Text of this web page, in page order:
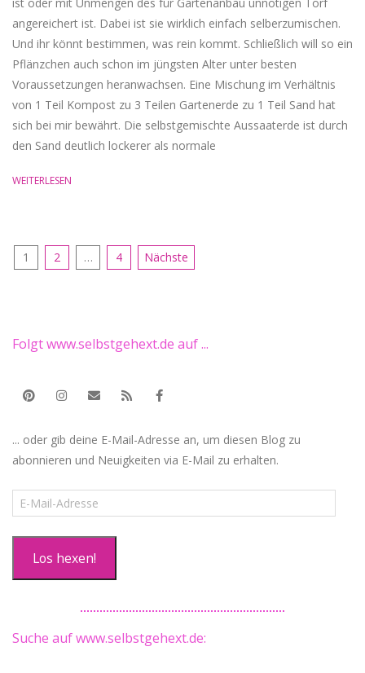
angereichert ist. Dabei ist sie wirklich einfach selberzumischen.
Und ihr könnt bestimmen, was rein kommt. Schließlich will so ein
Pflänzchen auch schon im jüngsten Alter unter besten
Voraussetzungen heranwachsen. Eine Mischung im Verhältnis
von 1 Teil Kompost zu 3 Teilen Gartenerde zu 1 Teil Sand hat
sich bei mir bewährt. Die selbstgemischte Aussaaterde ist durch
den Sand deutlich lockerer als normale
WEITERLESEN
Seitennummerierung
der
1 2 … 4 Nächste
Folgt www.selbstgehext.de auf ...
... oder gib deine E-Mail-Adresse an, um diesen Blog zu
abonnieren und Neuigkeiten via E-Mail zu erhalten.
E-
Mail-
Los hexen!
Suche auf www.selbstgehext.de: